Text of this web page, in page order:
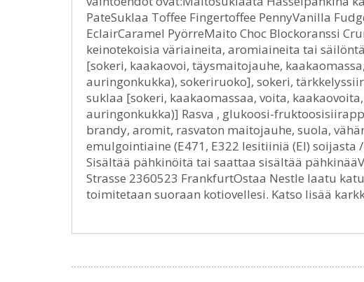
PateSuklaa Toffee Fingertoffee PennyVanilla
EclairCaramel PyörreMaito Choc Blockoranssi
keinotekoisia väriaineita, aromiaineita tai
[sokeri, kaakaovoi, täysmaitojauhe,
auringonkukka), sokeriruoko], sokeri,
suklaa [sokeri, kaakaomassaa, voita,
auringonkukka)] Rasva , glukoosi-
brandy, aromit, rasvaton maitojauhe, suola,
emulgointiaine (E471, E322 lesitiiniä (EI)
Sisältää pähkinöitä tai saattaa sisältää
Strasse 2360523 FrankfurtOstaa Nestle laatu
toimitetaan suoraan kotiovellesi. Katso lisää